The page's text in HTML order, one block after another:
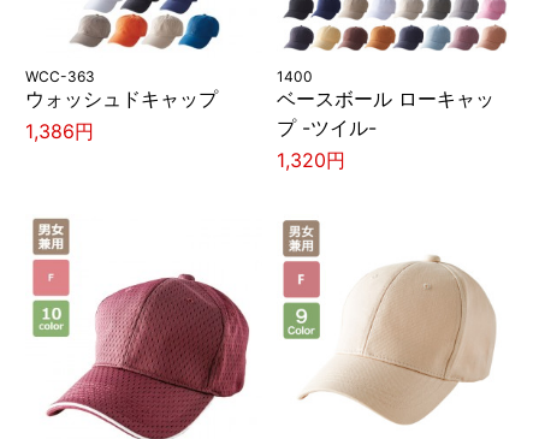
WCC-363
ウォッシュドキャップ
1,386円
1400
ベースボール ローキャッ
プ -ツイル-
1,320円